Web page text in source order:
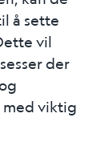
å sette
vil
der
viktig